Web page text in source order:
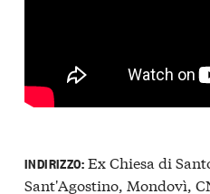
INDIRIZZO:Ex Chiesa di
Sant'Agostino, Mondovì,